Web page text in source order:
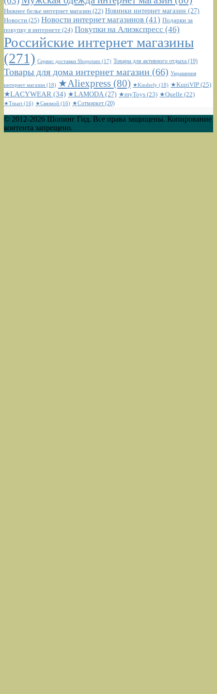
Нижнее белье интернет магазин (22) Новинки интернет магазин (27)
Новости (25) Новости интернет магазинов (41) Подарки за
покупку в интернете (24) Покупки на Алиэкспресс (46)
Российские интернет магазины
(271) Сервис доставки Shopotam (17) Товары для активного отдыха (19)
Товары для дома интернет магазин (66) Украшения
интернет магазин (18) ★Aliexpress (80) ★Kinderly (18) ★KupiVIP (25)
★LACYWEAR (34) ★LAMODA(27) ★myToys (23) ★Quelle (22)
★Tmart (16) ★Связной (16) ★Сотмаркет (20)
© 2012-2026 Шопинг Гид. Все права защищены. Копирование
контента запрещено.